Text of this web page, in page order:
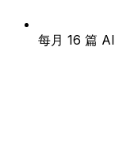
每月 16 篇